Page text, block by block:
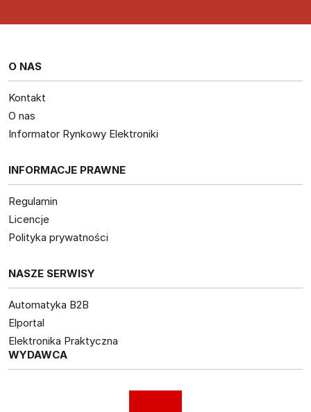
O NAS
Kontakt
O nas
Informator Rynkowy Elektroniki
INFORMACJE PRAWNE
Regulamin
Licencje
Polityka prywatności
NASZE SERWISY
Automatyka B2B
Elportal
Elektronika Praktyczna
WYDAWCA